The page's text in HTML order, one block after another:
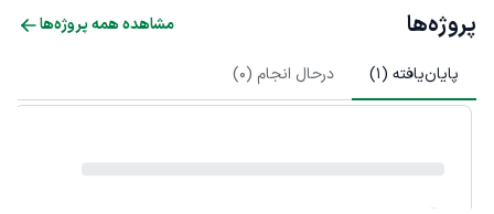
پروژه‌ها مشاهده همه پروژه‌ها
پایان‌یافته (1
) درحال انجام (0
)